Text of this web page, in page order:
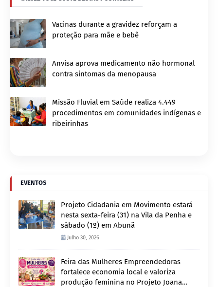
Vacinas durante a gravidez reforçam a
proteção para mãe e bebê
Anvisa aprova medicamento não hormonal
contra sintomas da menopausa
Missão Fluvial em Saúde realiza 4.449
procedimentos em comunidades indígenas e
ribeirinhas
EVENTOS
Projeto Cidadania em Movimento estará
nesta sexta-feira (31) na Vila da Penha e
sábado (1º) em Abunã
Julho 30, 2026
Feira das Mulheres Empreendedoras
fortalece economia local e valoriza
produção feminina no Projeto Joana